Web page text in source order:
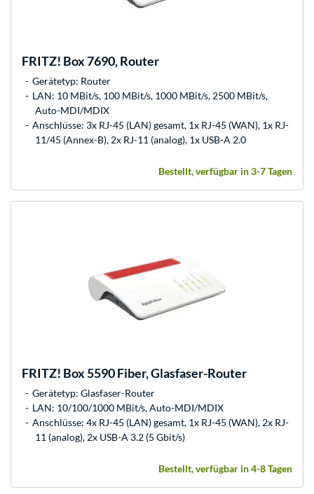
FRITZ! Box 7690, Router
Gerätetyp: Router
LAN: 10 MBit/s, 100 MBit/s, 1000 MBit/s, 2500 MBit/s,
Auto-MDI/MDIX
Anschlüsse: 3x RJ-45 (LAN) gesamt, 1x RJ-45 (WAN), 1x RJ-
11/45 (Annex-B), 2x RJ-11 (analog), 1x USB-A 2.0
Bestellt, verfügbar in 3-7 Tagen
FRITZ! Box 5590 Fiber, Glasfaser-Router
Gerätetyp: Glasfaser-Router
LAN: 10/100/1000 MBit/s, Auto-MDI/MDIX
Anschlüsse: 4x RJ-45 (LAN) gesamt, 1x RJ-45 (WAN), 2x RJ-
11 (analog), 2x USB-A 3.2 (5 Gbit/s)
Bestellt, verfügbar in 4-8 Tagen